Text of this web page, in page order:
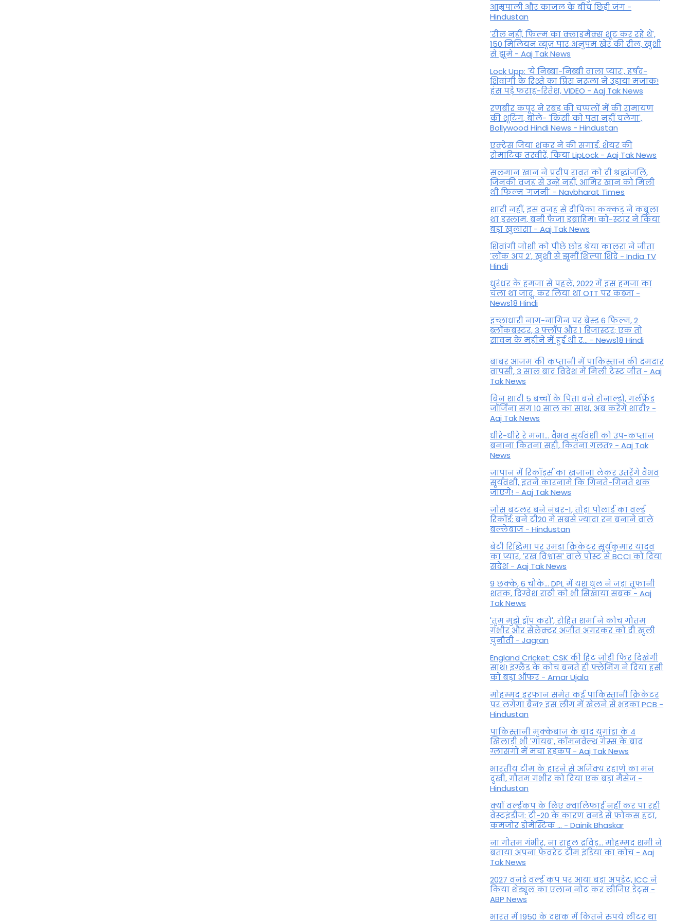
आम्रपाली और काजल के बीच छिड़ी जंग -
Hindustan
'रील नहीं, फिल्म का क्लाइमैक्स शूट कर रहे थे',
150 मिलियन व्यूज पार अनुपम खेर की रील, खुशी
से झूमे - Aaj Tak News
Lock Upp: 'ये निब्बा-निब्बी वाला प्यार', हर्षद-
शिवांगी के रिश्ते का प्रिंस नरूला ने उड़ाया मजाक!
हंस पड़े फराह-रितेश, VIDEO - Aaj Tak News
रणबीर कपूर ने रबड़ की चप्पलों में की रामायण
की शूटिंग, बोले- 'किसी को पता नहीं चलेगा',
Bollywood Hindi News - Hindustan
एक्ट्रेस जिया शंकर ने की सगाई, शेयर की
रोमांटिक तस्वीरें, किया LipLock - Aaj Tak News
सलमान खान ने प्रदीप रावत को दी श्रद्धांजलि,
जिनकी वजह से उन्हें नहीं, आमिर खान को मिली
थी फिल्म 'गजनी' - Navbharat Times
शादी नहीं, इस वजह से दीपिका कक्कड़ ने कबूला
था इस्लाम, बनी फैजा इब्राहिम! को-स्टार ने किया
बड़ा खुलासा - Aaj Tak News
शिवांगी जोशी को पीछे छोड़ श्रेया कालरा ने जीता
'लॉक अप 2', खुशी से झूमीं शिल्पा शिंदे - India TV
Hindi
धुरंधर के हमजा से पहले, 2022 में इस हमजा का
चला था जादू, कर लिया था OTT पर कब्जा -
News18 Hindi
इच्छाधारी नाग-नागिन पर बेस्ड 6 फिल्म, 2
ब्लॉकबस्टर, 3 फ्लॉप और 1 डिजास्टर; एक तो
सावन के महीने में हुई थी र... - News18 Hindi
बाबर आजम की कप्तानी में पाकिस्तान की दमदार
वापसी, 3 साल बाद विदेश में मिली टेस्ट जीत - Aaj
Tak News
बिन शादी 5 बच्चों के पिता बने रोनाल्डो, गर्लफ्रेंड
जॉर्जिना संग 10 साल का साथ, अब करेंगे शादी? -
Aaj Tak News
धीरे-धीरे रे मना… वैभव सूर्यवंशी को उप-कप्तान
बनाना कितना सही, कितना गलत? - Aaj Tak
News
जापान में रिकॉर्ड्स का खजाना लेकर उतरेंगे वैभव
सूर्यवंशी, इतने कारनामे कि गिनते-गिनते थक
जाएंगे! - Aaj Tak News
जोस बटलर बने नंबर-1, तोड़ा पोलार्ड का वर्ल्ड
रिकॉर्ड; बने टी20 में सबसे ज्यादा रन बनाने वाले
बल्लेबाज - Hindustan
बेटी र‍िद्ध‍िमा पर उमड़ा क्रिकेटर सूर्यकुमार यादव
का प्यार, 'रख विश्वास' वाले पोस्ट से BCCI को दिया
संदेश - Aaj Tak News
9 छक्के, 6 चौके... DPL में यश धुल ने जड़ा तूफानी
शतक, द‍िग्वेश राठी को भी स‍िखाया सबक - Aaj
Tak News
'तुम मुझे ड्रॉप करो', रोहित शर्मा ने कोच गौतम
गंभीर और सेलेक्टर अजीत अगरकर को दी खुली
चुनौती - Jagran
England Cricket: CSK की हिट जोड़ी फिर दिखेगी
साथ! इंग्लैंड के कोच बनते ही फ्लेमिंग ने दिया हसी
को बड़ा ऑफर - Amar Ujala
मोहम्मद इरफान समेत कई पाकिस्तानी क्रिकेटर
पर लगेगा बैन? इस लीग में खेलने से भड़का PCB -
Hindustan
पाकिस्तानी मुक्केबाज के बाद युगांडा के 4
खिलाड़ी भी 'गायब', कॉमनवेल्थ गेम्स के बाद
ग्लासगो में मचा हड़कंप - Aaj Tak News
भारतीय टीम के हारने से अजिंक्य रहाणे का मन
दुखी, गौतम गंभीर को दिया एक बड़ा मैसेज -
Hindustan
क्यों वर्ल्डकप के लिए क्वालिफाई नहीं कर पा रही
वेस्टइंडीज: टी-20 के कारण वनडे से फोकस हटा,
कमजोर डोमेस्टिक ... - Dainik Bhaskar
ना गौतम गंभीर, ना राहुल द्रव‍िड़... मोहम्मद शमी ने
बताया अपना फेवरेट टीम इंड‍िया का कोच - Aaj
Tak News
2027 वनडे वर्ल्ड कप पर आया बड़ा अपडेट, ICC ने
किया शेड्यूल का एलान नोट कर लीजिए डेट्स -
ABP News
भारत में 1950 के दशक में कितने रुपये लीटर था